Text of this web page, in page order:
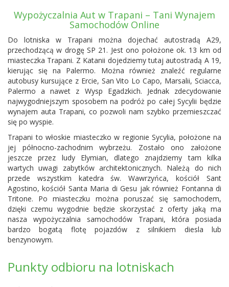
Wypożyczalnia Aut w Trapani – Tani Wynajem
Samochodów Online
Do lotniska w Trapani można dojechać autostradą A29,
przechodzącą w drogę SP 21. Jest ono położone ok. 13 km od
miasteczka Trapani. Z Katanii dojedziemy tutaj autostradą A 19,
kierując się na Palermo. Można również znaleźć regularne
autobusy kursujące z Ercie, San Vito Lo Capo, Marsalii, Sciacca,
Palermo a nawet z Wysp Egadzkich. Jednak zdecydowanie
najwygodniejszym sposobem na podróż po całej Sycylii będzie
wynajem auta Trapani, co pozwoli nam szybko przemieszczać
się po wyspie.
Trapani to włoskie miasteczko w regionie Sycylia, położone na
jej północno-zachodnim wybrzeżu. Zostało ono założone
jeszcze przez ludy Elymian, dlatego znajdziemy tam kilka
wartych uwagi zabytków architektonicznych. Należą do nich
przede wszystkim katedra św. Wawrzyńca, kościół Sant
Agostino, kościół Santa Maria di Gesu jak również Fontanna di
Tritone. Po miasteczku można poruszać się samochodem,
dzięki czemu wygodnie będzie skorzystać z oferty jaką ma
nasza wypożyczalnia samochodów Trapani, która posiada
bardzo bogatą flotę pojazdów z silnikiem diesla lub
benzynowym.
Punkty odbioru na lotniskach